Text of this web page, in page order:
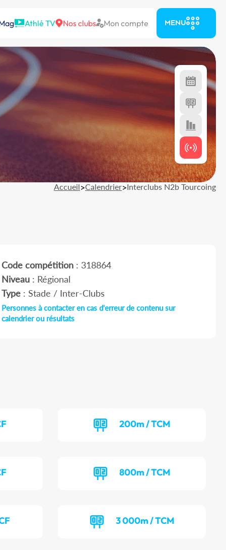
Athlé TV Nos clubs Mon compte MENU
Accueil>Calendrier>Interclubs N2b Tourcoing
Code compétition: 318864
Niveau: Régional
Type: Stade / Inter-Clubs
Personnes à contacter en cas d'erreur de contenu sur
calendrier ou résultats
200m / TCM
800m / TCM
3 000m / TCM